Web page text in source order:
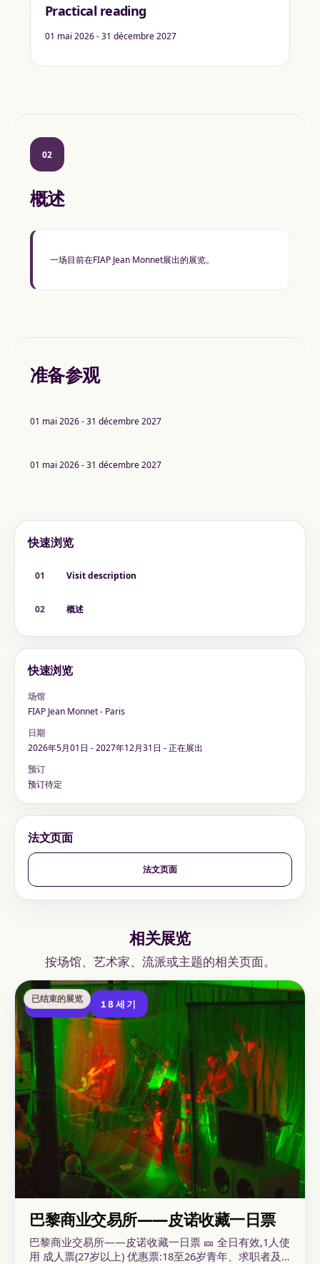
Practical reading
01 mai 2026 - 31 décembre 2027
02
概述
一场目前在FIAP Jean Monnet展出的展览。
准备参观
01 mai 2026 - 31 décembre 2027
01 mai 2026 - 31 décembre 2027
快速浏览
01 Visit description
02 概述
快速浏览
场馆
FIAP Jean Monnet - Paris
日期
2026年5月01日 - 2027年12月31日 - 正在展出
预订
预订待定
法文页面
法文页面
相关展览
按场馆、艺术家、流派或主题的相关页面。
已结束的展览
DISENO 18세기
巴黎商业交易所——皮诺收藏一日票
巴黎商业交易所——皮诺收藏一日票 🎫 全日有效,1人使
用 成人票(27岁以上) 优惠票:18至26岁青年、求职者及